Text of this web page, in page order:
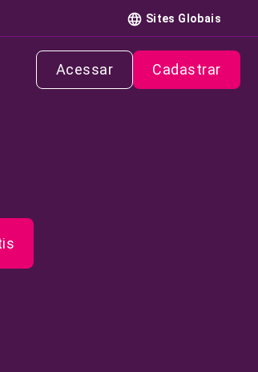
Sites Globais
Acessar Cadastrar